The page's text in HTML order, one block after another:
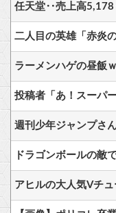
二人目の英雄「赤炎
ラーメンハゲの昼飯
週刊少年ジャンプさ
ドラゴンボールの敵